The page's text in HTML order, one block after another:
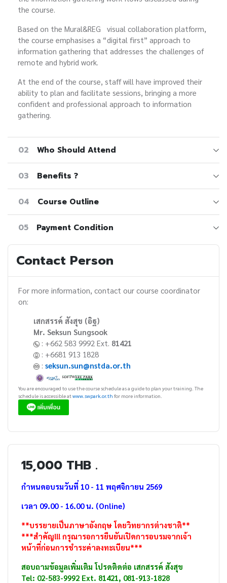
the course.
Based on the Mural&REG visual collaboration platform,
the course emphasises a “digital first” approach to
information gathering that addresses the challenges of
remote and hybrid work.
At the end of the course, staff will have improved their
ability to plan and facilitate sessions, bringing a more
confident and professional approach to information
gathering.
02 Who Should Attend
03 Benefits ?
04 Course Outline
05 Payment Condition
Contact Person
For more information, contact our course coordinator
on:
เสกสรรค์ สังสุข (อิฐ)
Mr. Seksun Sungsook
: +662 583 9992 Ext. 81421
: +6681 913 1828
: seksun.sun@nstda.or.th
You are encouraged to use the course schedule as a guide to plan your training. The
schedule is accessible atwww.swpark.or.th for more information.
15,000 THB .
กำหนดอบรมวันที่ 10 - 11 พฤศจิกายน 2569
เวลา 09.00 - 16.00 น. (Online)
**บรรยายเป็นภาษาอังกฤษ โดยวิทยากรต่างชาติ**
***สำคัญ!!! กรุณารอการยืนยันเปิดการอบรมจากเจ้า
หน้าที่ก่อนการชำระค่าลงทะเบียน***
สอบถามข้อมูลเพิ่มเติม โปรดติดต่อ เสกสรรค์ สังสุข
Tel: 02-583-9992 Ext. 81421, 081-913-1828